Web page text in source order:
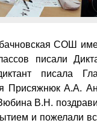
СОШ
писали
писала
Присяжнюк А.А.
В.Н.
и пожелали